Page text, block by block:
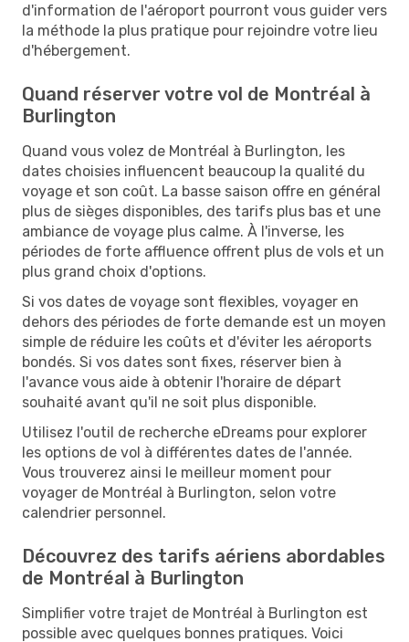
d'information de l'aéroport pourront vous guider vers
la méthode la plus pratique pour rejoindre votre lieu
d'hébergement.
Quand réserver votre vol de Montréal à
Burlington
Quand vous volez de Montréal à Burlington, les
dates choisies influencent beaucoup la qualité du
voyage et son coût. La basse saison offre en général
plus de sièges disponibles, des tarifs plus bas et une
ambiance de voyage plus calme. À l'inverse, les
périodes de forte affluence offrent plus de vols et un
plus grand choix d'options.
Si vos dates de voyage sont flexibles, voyager en
dehors des périodes de forte demande est un moyen
simple de réduire les coûts et d'éviter les aéroports
bondés. Si vos dates sont fixes, réserver bien à
l'avance vous aide à obtenir l'horaire de départ
souhaité avant qu'il ne soit plus disponible.
Utilisez l'outil de recherche eDreams pour explorer
les options de vol à différentes dates de l'année.
Vous trouverez ainsi le meilleur moment pour
voyager de Montréal à Burlington, selon votre
calendrier personnel.
Découvrez des tarifs aériens abordables
de Montréal à Burlington
Simplifier votre trajet de Montréal à Burlington est
possible avec quelques bonnes pratiques. Voici